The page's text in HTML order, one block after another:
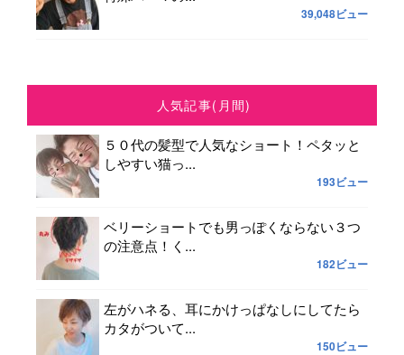
39,048ビュー
人気記事(月間)
５０代の髪型で人気なショート！ペタッと
しやすい猫っ...
193ビュー
ベリーショートでも男っぽくならない３つ
の注意点！く...
182ビュー
左がハネる、耳にかけっぱなしにしてたら
カタがついて...
150ビュー